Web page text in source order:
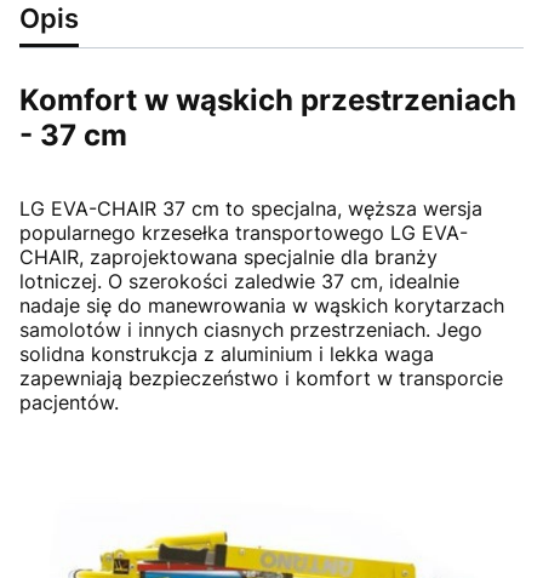
Opis
Komfort w wąskich przestrzeniach
- 37 cm
LG EVA-CHAIR 37 cm to specjalna, węższa wersja
popularnego krzesełka transportowego LG EVA-
CHAIR, zaprojektowana specjalnie dla branży
lotniczej. O szerokości zaledwie 37 cm, idealnie
nadaje się do manewrowania w wąskich korytarzach
samolotów i innych ciasnych przestrzeniach. Jego
solidna konstrukcja z aluminium i lekka waga
zapewniają bezpieczeństwo i komfort w transporcie
pacjentów.